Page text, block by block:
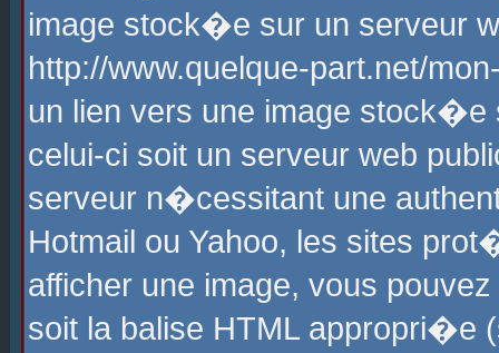
image stock�e sur un serveur
http://www.quelque-part.net/
un lien vers une image
celui-ci soit un serveur web
serveur n�cessitant une
Hotmail ou Yahoo, les sites
afficher une image, vous
soit la balise HTML